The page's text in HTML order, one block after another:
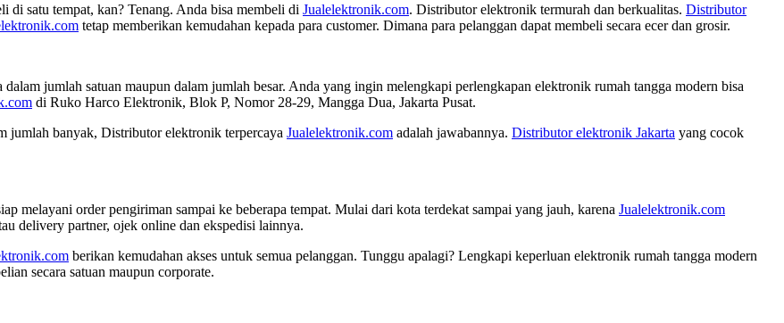
satu tempat, kan? Tenang. Anda bisa membeli di Jualelektronik.com. Distributor elektronik termurah dan berkualitas. Distributor
tetap memberikan kemudahan kepada para customer. Dimana para pelanggan dapat membeli secara ecer dan grosir.
jumlah satuan maupun dalam jumlah besar. Anda yang ingin melengkapi perlengkapan elektronik rumah tangga modern bisa
di Ruko Harco Elektronik, Blok P, Nomor 28-29, Mangga Dua, Jakarta Pusat.
jumlah banyak, Distributor elektronik terpercaya Jualelektronik.com adalah jawabannya. Distributor elektronik Jakarta yang cocok
melayani order pengiriman sampai ke beberapa tempat. Mulai dari kota terdekat sampai yang jauh, karena Jualelektronik.com
delivery partner, ojek online dan ekspedisi lainnya.
berikan kemudahan akses untuk semua pelanggan. Tunggu apalagi? Lengkapi keperluan elektronik rumah tangga modern
secara satuan maupun corporate.